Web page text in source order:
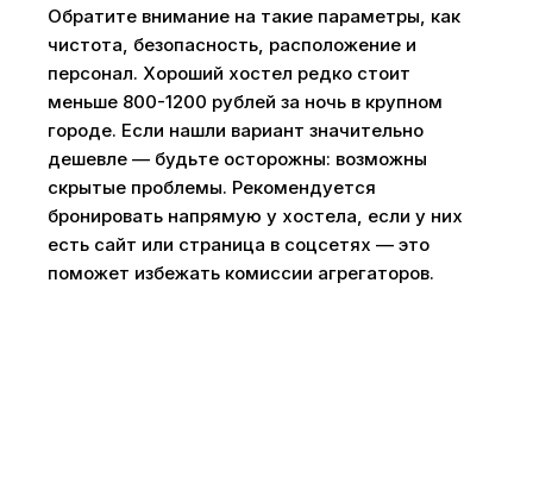
Обратите внимание на такие параметры, как
чистота, безопасность, расположение и
персонал. Хороший хостел редко стоит
меньше 800-1200 рублей за ночь в крупном
городе. Если нашли вариант значительно
дешевле — будьте осторожны: возможны
скрытые проблемы. Рекомендуется
бронировать напрямую у хостела, если у них
есть сайт или страница в соцсетях — это
поможет избежать комиссии агрегаторов.